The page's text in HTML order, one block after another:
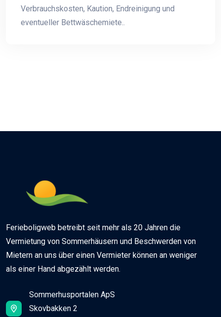
Verbrauchskosten, Kaution, Endreinigung und
eventueller Bettwäschemiete..
Ferieboligweb betreibt seit mehr als 20 Jahren die
Vermietung von Sommerhäusern und Beschwerden von
Mietern an uns über einen Vermieter können an weniger
als einer Hand abgezählt werden.
Sommerhusportalen ApS
Skovbakken 2